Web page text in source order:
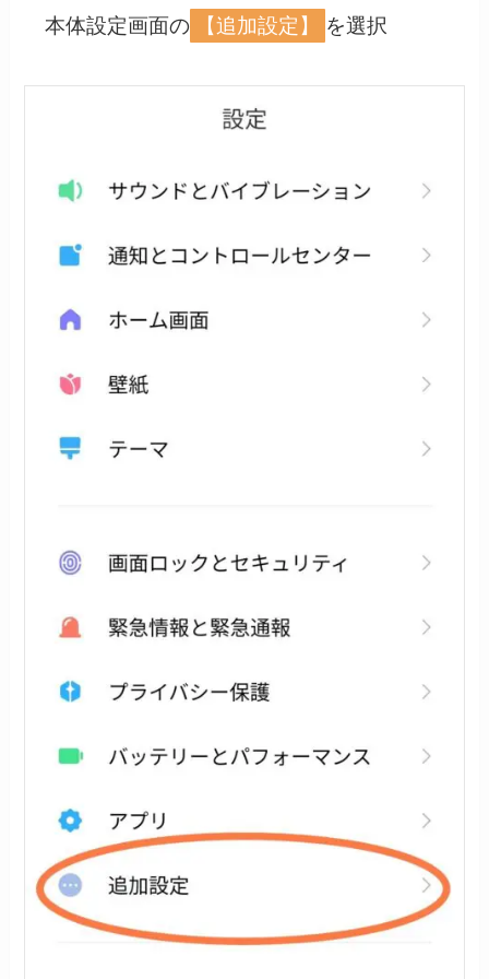
本体設定画面の 【追加設定】 を選択